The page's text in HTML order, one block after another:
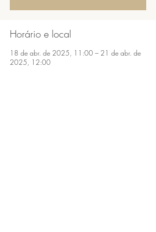
Horário e local
18 de abr. de 2025, 11:00 – 21 de abr. de
2025, 12:00